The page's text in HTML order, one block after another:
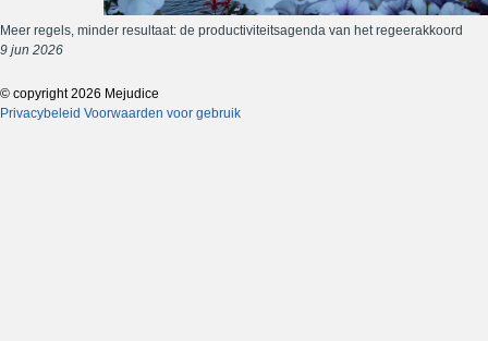
Meer regels, minder resultaat: de productiviteitsagenda van het regeerakkoord
9 jun 2026
© copyright 2026 Mejudice
Privacybeleid Voorwaarden voor gebruik